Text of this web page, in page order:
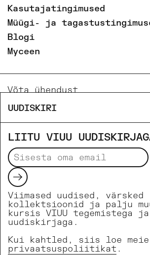
Kasutajatingimused
Müügi- ja
Blogi
Myceen
Võta ühendust
Email
Phone
Facebook
Instagram
Makseviisid
Copyright © 2026VIUU SHOP
UUDISKIRI
LIITU VIUU
Saada
Viimased uudised, värsked
kollektsioonid ja palju
kursis VIUU tegemistega
uudiskirjaga.
Kui kahtled, siis loe meie
privaatsuspoliitikat .